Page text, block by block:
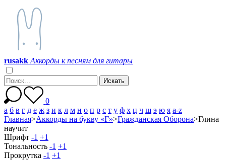
rusakk Аккорды к песням для гитары
0
а б в г д е ж з и к л м н о п р с т у ф х ц ч ш э ю я a-z
Главная>Аккорды на букву «Г»>Гражданская Оборона>Глина
научит
Шрифт -1 +1
Тональность -1 +1
Прокрутка -1 +1